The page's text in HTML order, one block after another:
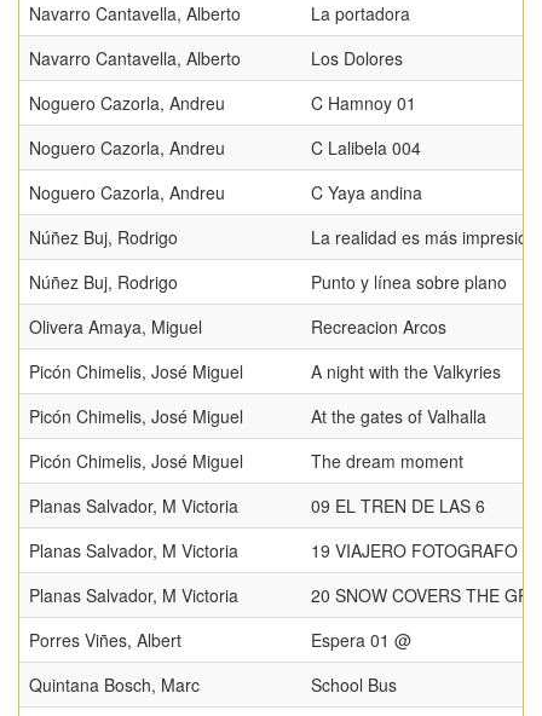
Navarro Cantavella, Alberto
La portadora
Navarro Cantavella, Alberto
Los Dolores
Noguero Cazorla, Andreu
C Hamnoy 01
Noguero Cazorla, Andreu
C Lalibela 004
Noguero Cazorla, Andreu
C Yaya andina
Núñez Buj, Rodrigo
La realidad es más
Núñez Buj, Rodrigo
Punto y línea sobre plano
Olivera Amaya, Miguel
Recreacion Arcos
Picón Chimelis, José Miguel
A night with the Valkyries
Picón Chimelis, José Miguel
At the gates of Valhalla
Picón Chimelis, José Miguel
The dream moment
Planas Salvador, M Victoria
09 EL TREN DE LAS 6
Planas Salvador, M Victoria
19 VIAJERO FOTOGRAFO
Planas Salvador, M Victoria
20 SNOW COVERS THE
Porres Viñes, Albert
Espera 01 @
Quintana Bosch, Marc
School Bus